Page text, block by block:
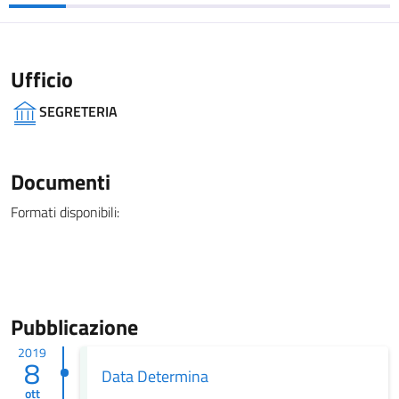
Ufficio
SEGRETERIA
Documenti
Formati disponibili:
Pubblicazione
2019
8
ott
Data Determina